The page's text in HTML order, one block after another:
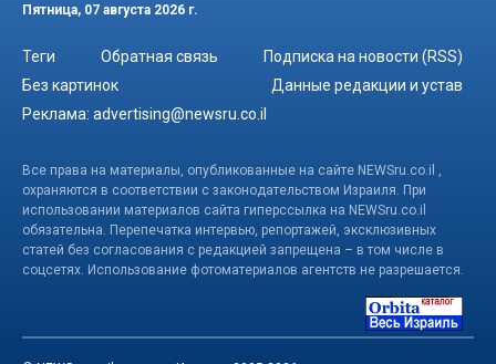
Пятница, 07 августа 2026 г.
Теги Обратная связь
Подписка на новости (RSS)
Без картинок
Данные редакции и устав
Реклама: advertising@newsru.co.il
Все права на материалы, опубликованные на сайте NEWSru.co.il ,
охраняются в соответствии с законодательством Израиля. При
использовании материалов сайта гиперссылка на NEWSru.co.il
обязательна. Перепечатка интервью, репортажей, эксклюзивных
статей без согласования с редакцией запрещена – в том числе в
соцсетях. Использование фотоматериалов агентств не разрешается.